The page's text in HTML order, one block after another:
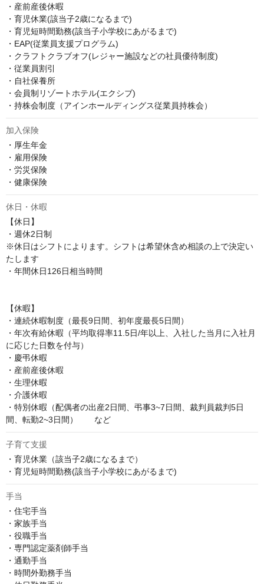
・産前産後休暇
・育児休業(該当子2歳になるまで)
・育児短時間勤務(該当子小学校にあがるまで)
・EAP(従業員支援プログラム)
・クラフトクラブオフ(レジャー施設などの社員優待制度)
・従業員割引
・自社保養所
・会員制リゾートホテル(エクシブ)
・持株会制度（アインホールディングス従業員持株会）
加入保険
・厚生年金
・雇用保険
・労災保険
・健康保険
休日・休暇
【休日】
・週休2日制
※休日はシフトによります。シフトは希望休含め相談の上で決定い
たします
・年間休日126日相当時間
【休暇】
・連続休暇制度（最長9日間、初年度最長5日間）
・年次有給休暇（平均取得率11.5日/年以上、入社した当月に入社月
に応じた日数を付与）
・慶弔休暇
・産前産後休暇
・生理休暇
・介護休暇
・特別休暇（配偶者の出産2日間、弔事3~7日間、裁判員裁判5日
間、転勤2~3日間）　　など
子育て支援
・育児休業（該当子2歳になるまで）
・育児短時間勤務(該当子小学校にあがるまで)
手当
・住宅手当
・家族手当
・役職手当
・専門認定薬剤師手当
・通勤手当
・時間外勤務手当